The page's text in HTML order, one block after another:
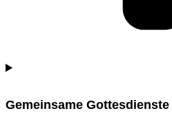
Gemeinsame Gottesdienste​